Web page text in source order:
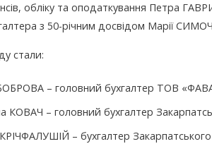
обліку та оподаткування Петра
з 50-річним досвідом Марії
стали:
– головний бухгалтер ТОВ
КОВАЧ – головний бухгалтер
– бухгалтер Закарпатського